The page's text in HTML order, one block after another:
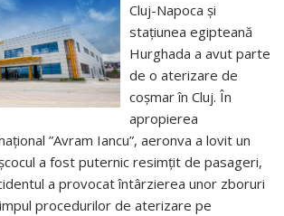
Cluj-Napoca și
stațiunea egipteană
Hurghada a avut parte
de o aterizare de
coșmar în Cluj. În
apropierea
”Avram Iancu”, aeronva a lovit un
a fost puternic resimțit de pasageri,
a provocat întârzierea unor zboruri
procedurilor de aterizare pe